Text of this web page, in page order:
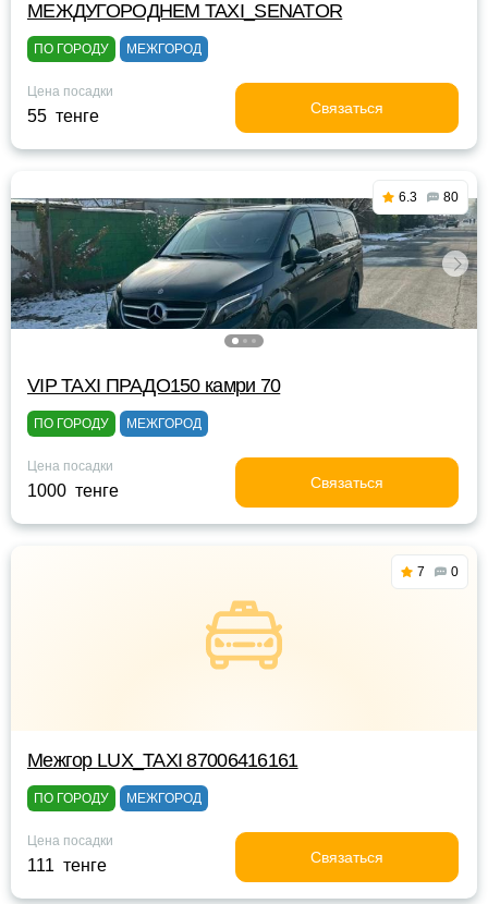
МЕЖДУГОРОДНЕМ TAXI_SENATOR
ПО ГОРОДУ МЕЖГОРОД
Цена посадки
55 тенге Связаться
6.3 80
VIP TAXI ПРАДО150 камри 70
ПО ГОРОДУ МЕЖГОРОД
Цена посадки
1000 тенге Связаться
7 0
Межгор LUX_TAXI 87006416161
ПО ГОРОДУ МЕЖГОРОД
Цена посадки
111 тенге Связаться